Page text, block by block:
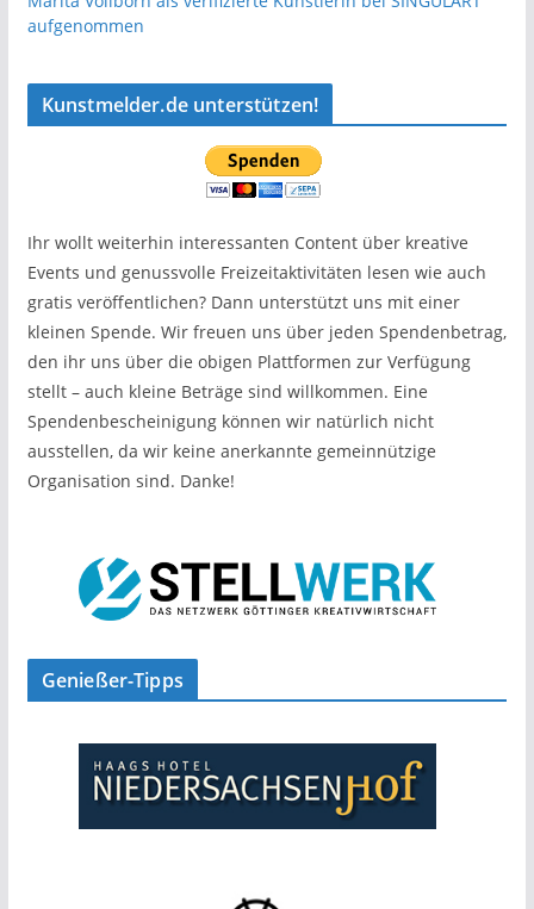
aufgenommen
Kunstmelder.de unterstützen!
Ihr wollt weiterhin interessanten Content über kreative
Events und genussvolle Freizeitaktivitäten lesen wie auch
gratis veröffentlichen? Dann unterstützt uns mit einer
kleinen Spende. Wir freuen uns über jeden Spendenbetrag,
den ihr uns über die obigen Plattformen zur Verfügung
stellt – auch kleine Beträge sind willkommen. Eine
Spendenbescheinigung können wir natürlich nicht
ausstellen, da wir keine anerkannte gemeinnützige
Organisation sind. Danke!
Genießer-Tipps